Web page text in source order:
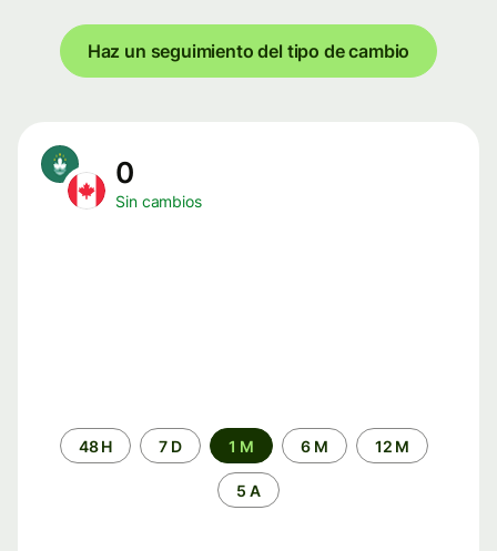
Haz un seguimiento del tipo de cambio
0
Sin cambios
Periodo48 H 7 D 1 M 6 M 12 M
5 A